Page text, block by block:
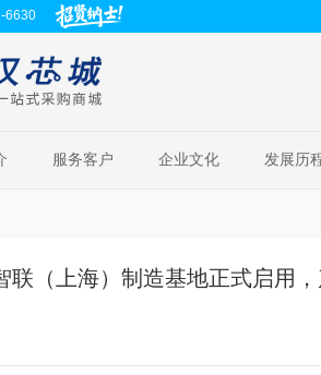
6630
服务客户 企业文化 发展历
联（上海）制造基地正式启用